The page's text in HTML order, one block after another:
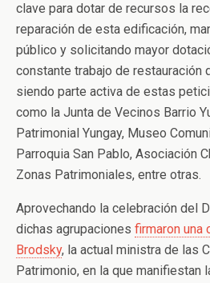
clave para dotar de recursos la
reparación de esta edificación,
público y solicitando mayor
constante trabajo de restauración
siendo parte activa de estas
como la Junta de Vecinos Barrio
Patrimonial Yungay, Museo
Parroquia San Pablo, Asociación
Zonas Patrimoniales, entre otras.
Aprovechando la celebración del
dichas agrupaciones firmaron una
Brodsky, la actual ministra de las
Patrimonio, en la que manifiestan